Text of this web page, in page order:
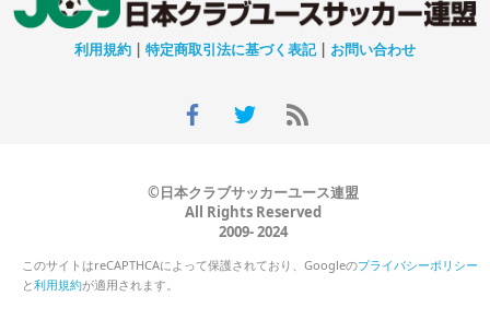
利用規約 | 特定商取引法に基づく表記| お問い合わせ
©日本クラブサッカーユース連盟
All Rights Reserved
2009- 2024
このサイトはreCAPTHCAによって保護されており、Googleのプライバシーポリシー
と利用規約が適用されます。